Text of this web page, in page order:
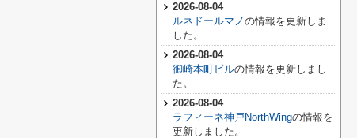
2026-08-04
ルネドールマノの情報を更新しま
した。
2026-08-04
御崎本町ビルの情報を更新しまし
た。
2026-08-04
ラフィーネ神戸NorthWingの情報を
更新しました。